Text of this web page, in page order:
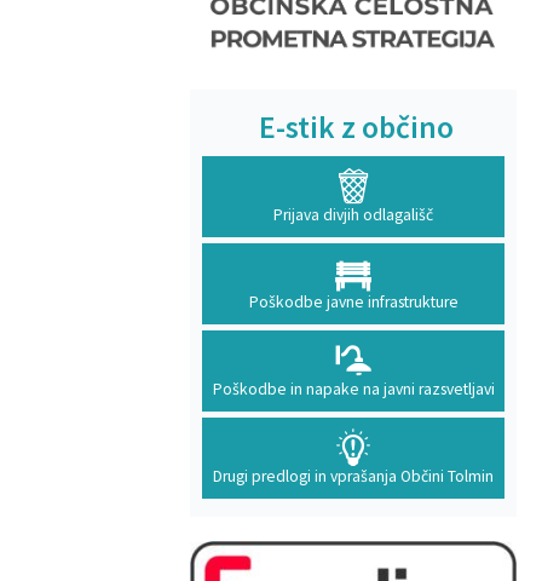
E-stik z občino
Prijava divjih odlagališč
Poškodbe javne infrastrukture
Poškodbe in napake na javni razsvetljavi
Drugi predlogi in vprašanja Občini Tolmin